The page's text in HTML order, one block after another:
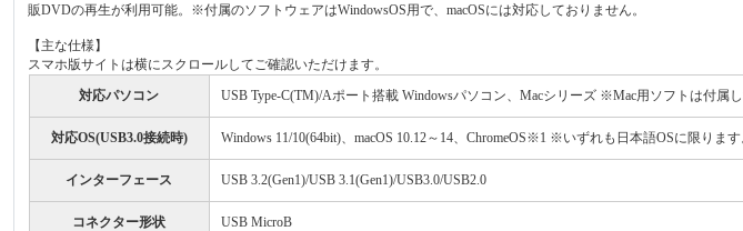
販DVDの再生が利用可能。※付属のソフトウェアはWindowsOS用で、macOSには対応しておりません。
【主な仕様】
スマホ版サイトは横にスクロールしてご確認いただけます。
対応パソコン
USB Type-C(TM)/Aポート搭載 Windowsパソコン、Macシリーズ ※Mac用ソフトは付属し
対応OS(USB3.0接続時) Windows 11/10(64bit)、macOS 10.12～14、ChromeOS※1 ※いずれも日本語OSに限りま
インターフェース USB 3.2(Gen1)/USB 3.1(Gen1)/USB3.0/USB2.0
コネクター形状 USB MicroB